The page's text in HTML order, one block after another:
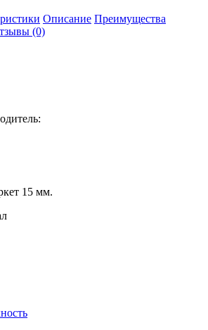
Описание Преимущества
(0)
15 мм.